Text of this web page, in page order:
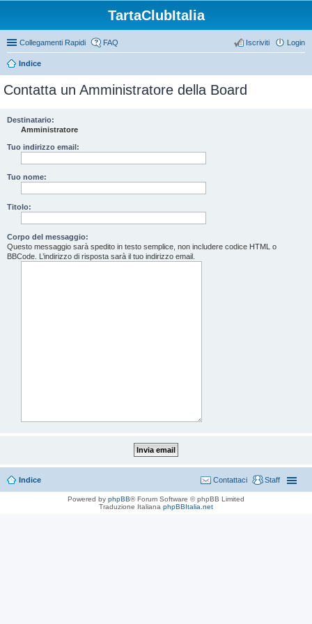
TartaClubItalia
Collegamenti Rapidi FAQ Login
Iscriviti
Indice
Contatta un Amministratore della Board
Destinatario:
Amministratore
Tuo indirizzo email:
Tuo nome:
Titolo:
Corpo del messaggio:
Questo messaggio sarà spedito in testo semplice, non includere codice HTML o
BBCode. L’indirizzo di risposta sarà il tuo indirizzo email.
Indice Staff
Contattaci
Powered by phpBB® Forum Software © phpBB Limited
Traduzione Italiana phpBBItalia.net